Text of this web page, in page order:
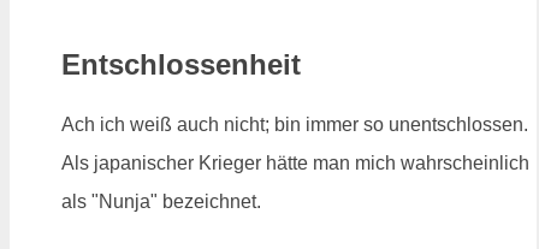
Entschlossenheit
Ach ich weiß auch nicht; bin immer so unentschlossen.
Als japanischer Krieger hätte man mich wahrscheinlich
als "Nunja" bezeichnet.